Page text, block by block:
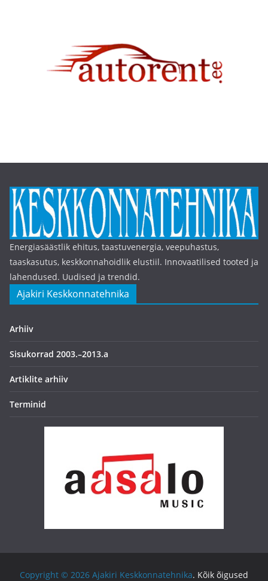
Energiasäästlik ehitus, taastuvenergia, veepuhastus,
taaskasutus, keskkonnahoidlik elustiil. Innovaatilised tooted ja
lahendused. Uudised ja trendid.
Ajakiri Keskkonnatehnika
Arhiiv
Sisukorrad 2003.–2013.a
Artiklite arhiiv
Terminid
Copyright © 2026 Ajakiri Keskkonnatehnika. Kõik õigused